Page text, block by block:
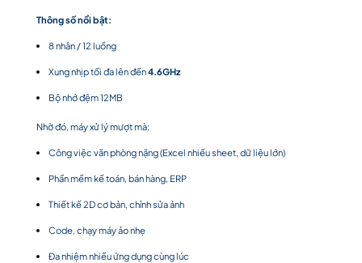
Thông số nổi bật:
8 nhân / 12 luồng
Xung nhịp tối đa lên đến4.6GHz
Bộ nhớ đệm 12MB
Nhờ đó, máy xử lý mượt mà:
Công việc văn phòng nặng (Excel nhiều sheet, dữ liệu lớn)
Phần mềm kế toán, bán hàng, ERP
Thiết kế 2D cơ bản, chỉnh sửa ảnh
Code, chạy máy ảo nhẹ
Đa nhiệm nhiều ứng dụng cùng lúc